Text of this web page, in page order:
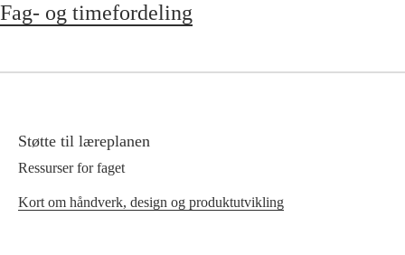
Fag- og timefordeling
Støtte til læreplanen
Ressurser for faget
Kort om håndverk, design og produktutvikling